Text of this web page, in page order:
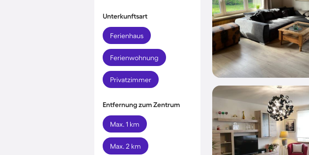
Unterkunftsart
Ferienhaus
Ferienwohnung
Privatzimmer
Entfernung zum Zentrum
Max. 1 km
Max. 2 km